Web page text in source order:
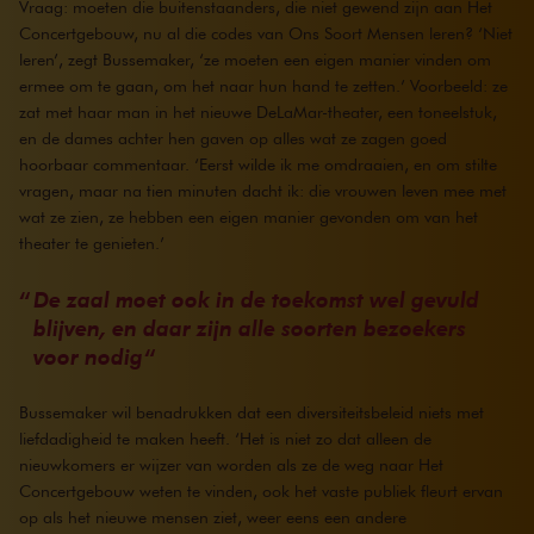
Vraag: moeten die buitenstaanders, die niet gewend zijn aan Het
Concertgebouw, nu al die codes van Ons Soort Mensen leren? ‘Niet
leren’, zegt Bussemaker, ‘ze moeten een eigen manier vinden om
ermee om te gaan, om het naar hun hand te zetten.’ Voorbeeld: ze
zat met haar man in het nieuwe DeLaMar-theater, een toneelstuk,
en de dames achter hen gaven op alles wat ze zagen goed
hoorbaar commentaar. ‘Eerst wilde ik me omdraaien, en om stilte
vragen, maar na tien minuten dacht ik: die vrouwen leven mee met
wat ze zien, ze hebben een eigen manier gevonden om van het
theater te genieten.’
De zaal moet ook in de toekomst wel gevuld
blijven, en daar zijn alle soorten bezoekers
voor nodig
Bussemaker wil benadrukken dat een diversiteitsbeleid niets met
liefdadigheid te maken heeft. ‘Het is niet zo dat alleen de
nieuwkomers er wijzer van worden als ze de weg naar Het
Concertgebouw weten te vinden, ook het vaste publiek fleurt ervan
op als het nieuwe mensen ziet, weer eens een andere